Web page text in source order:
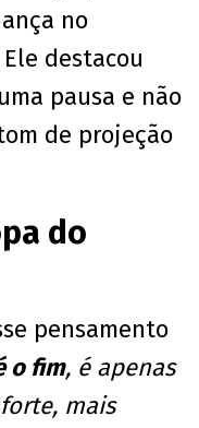
no
Ele destacou
pausa e não
de projeção
do
pensamento
o fim, é apenas
mais